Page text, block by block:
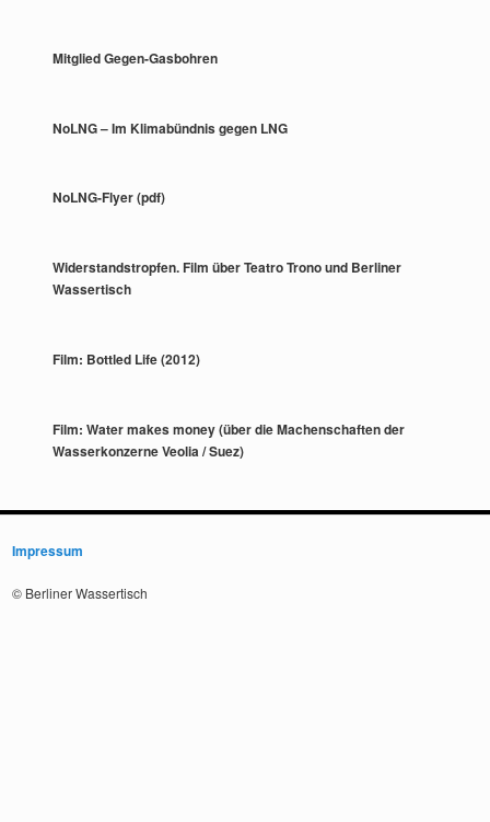
Mitglied Gegen-Gasbohren
NoLNG – Im Klimabündnis gegen LNG
NoLNG-Flyer (pdf)
Widerstandstropfen. Film über Teatro Trono und Berliner
Wassertisch
Film: Bottled Life (2012)
Film: Water makes money (über die Machenschaften der
Wasserkonzerne Veolia / Suez)
Impressum
© Berliner Wassertisch